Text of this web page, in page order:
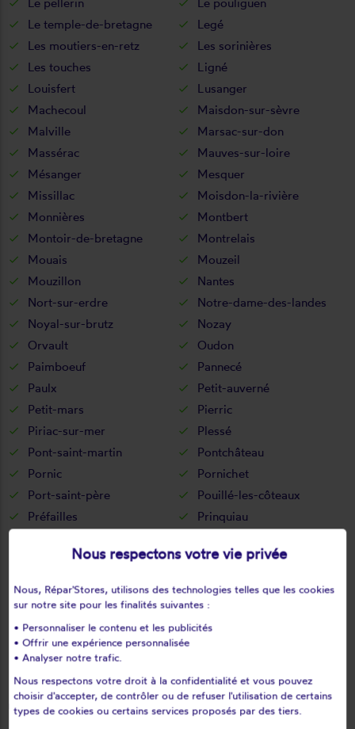
Le temple-de-bretagne
Legé
Les moutiers-en-retz
Les sorinières
Les touches
Ligné
Louisfert
Lusanger
Machecoul
Maisdon-sur-sèvre
Malville
Marsac-sur-don
Massérac
Mauves-sur-loire
Mésanger
Mesquer
Missillac
Moisdon-la-rivière
Monnières
Montbert
Montoir-de-bretagne
Montrelais
Mouais
Mouzeil
Mouzillon
Nantes
Nort-sur-erdre
Notre-dame-des-landes
Noyal-sur-brutz
Nozay
Orvault
Oudon
Paimboeuf
Pannecé
Paulx
Petit-auverné
Petit-mars
Pierric
Piriac-sur-mer
Plessé
Pont-saint-martin
Pontchâteau
Pornic
Pornichet
Port-saint-père
Pouillé-les-côteaux
Préfailles
Prinquiau
Remouillé
Rezé
Rougé
Ruffigné
Saffré
Saint-aignan-grandlieu
Saint-andré-des-eaux
Saint-brevin-les-pins
Saint-étienne-de-mer-
morte
Saint-étienne-de-montluc
Nous respectons votre vie privée
Nous, Répar'Stores, utilisons des technologies telles que les cookies
sur notre site pour les finalités suivantes :
• Personnaliser le contenu et les publicités
• Offrir une expérience personnalisée
• Analyser notre trafic.
Nous respectons votre droit à la confidentialité et vous pouvez
choisir d'accepter, de contrôler ou de refuser l'utilisation de certains
types de cookies ou certains services proposés par des tiers.